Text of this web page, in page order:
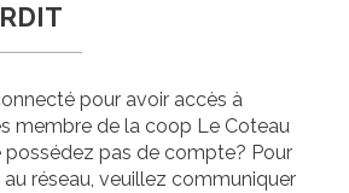
pour avoir accès à
membre de la coop Le Coteau
possédez pas de compte? Pour
réseau, veuillez communiquer